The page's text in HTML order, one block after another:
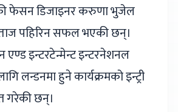
फेसन डिजाइनर करुणा भुजेल
पहिरिन सफल भएकी छन्।
इन्टरटेन्मेन्ट इन्टरनेशनल
लन्डनमा हुने कार्यक्रमको इन्ट्री
गरेकी छन्।